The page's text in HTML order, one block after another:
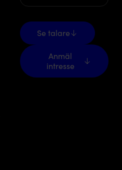
Se talare
Se talare
Anmäl
intresse
Anmäl intresse